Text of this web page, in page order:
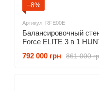
−8%
Артикул: RFE00E
Балансировочный
Force ELITE 3 в 1
861 000
792 000 грн